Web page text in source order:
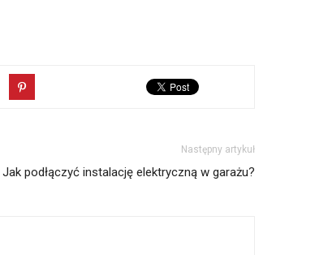
Następny artykuł
Jak podłączyć instalację elektryczną w garażu?